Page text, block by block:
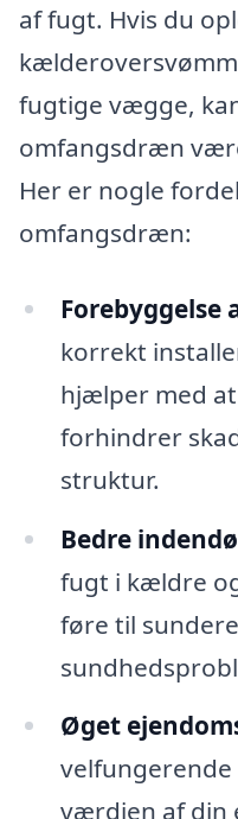
af fugt. Hvis du
fugtige vægge,
omfangsdræn
Her er nogle
omfangsdræn:
Forebyggelse
korrekt
hjælper med
forhindrer
struktur.
Bedre
fugt i kældre
føre til
Øget
værdien af din